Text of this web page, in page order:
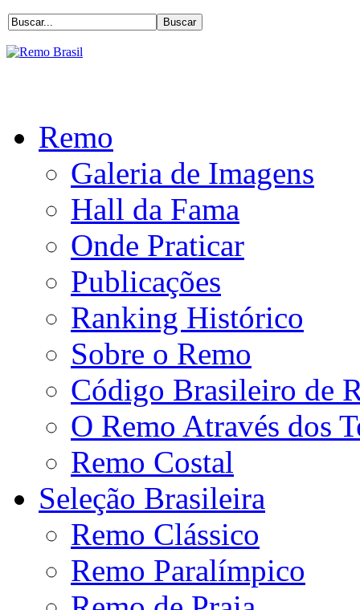
Remo
Galeria de Imagens
Hall da Fama
Onde Praticar
Publicações
Ranking Histórico
Sobre o Remo
Código Brasileiro de
O Remo Através dos
Remo Costal
Seleção Brasileira
Remo Clássico
Remo Paralímpico